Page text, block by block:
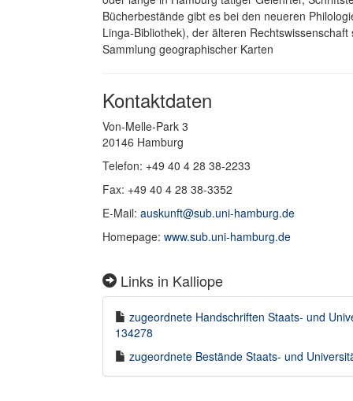
Bücherbestände gibt es bei den neueren
Linga-Bibliothek), der älteren
Sammlung geographischer Karten
Kontaktdaten
Von-Melle-Park 3
20146 Hamburg
Telefon: +49 40 4 28 38-2233
Fax: +49 40 4 28 38-3352
E-Mail: auskunft@sub.uni-hamburg.de
Homepage: www.sub.uni-hamburg.de
Links in Kalliope
zugeordnete Handschriften Staats- und
134278
zugeordnete Bestände Staats- und